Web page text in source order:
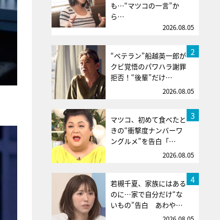
も…“マツコの一言”か
ら…
2026.08.05
2
“ベテラン”船越英一郎が
クビ覚悟のパワハラ謝罪
拒否！“後輩”だけ…
2026.08.05
3
マツコ、初めて食べたと
きの“衝撃度ナンバーワ
ングルメ”を告白「…
2026.08.05
4
若槻千夏、家族にはある
のに…家で自分だけ“な
いもの”告白 あわや…